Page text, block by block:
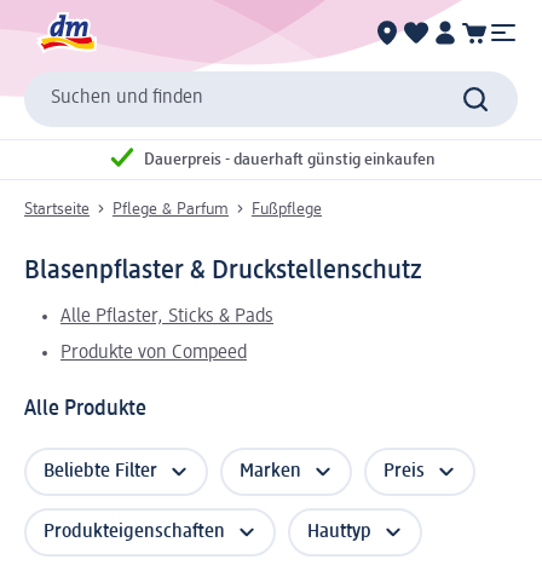
Suchen und finden
Dauerpreis - dauerhaft günstig einkaufen
Startseite Pflege & Parfum Fußpflege
Blasenpflaster & Druckstellenschutz
Alle Pflaster, Sticks & Pads
Produkte von Compeed
Alle Produkte
Beliebte Filter Marken Preis
Produkteigenschaften Hauttyp